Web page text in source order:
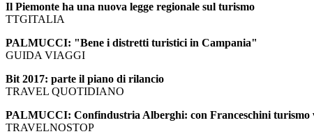
Il Piemonte ha una nuova legge regionale sul turismo
TTGITALIA
PALMUCCI: "Bene i distretti turistici in Campania"
GUIDA VIAGGI
Bit 2017: parte il piano di rilancio
TRAVEL QUOTIDIANO
PALMUCCI: Confindustria Alberghi: con Franceschini turismo
TRAVELNOSTOP